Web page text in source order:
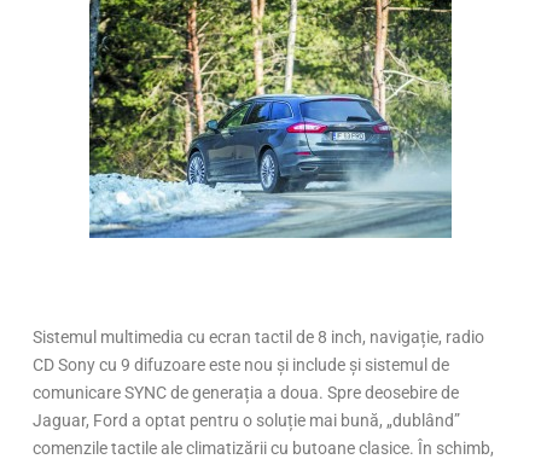
Sistemul multimedia cu ecran tactil de 8 inch, navigație, radio
CD Sony cu 9 difuzoare este nou și include și sistemul de
comunicare SYNC de generația a doua. Spre deosebire de
Jaguar, Ford a optat pentru o soluție mai bună, „dublând”
comenzile tactile ale climatizării cu butoane clasice. În schimb,